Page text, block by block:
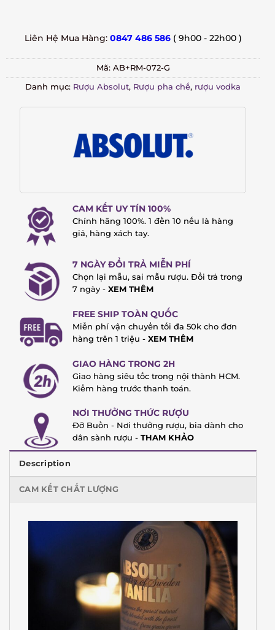
Liên Hệ Mua Hàng: 0847 486 586 ( 9h00 - 22h00 )
Mã: AB+RM-072-G
Danh mục: Rượu Absolut, Rượu pha chế, rượu vodka
CAM KẾT UY TÍN 100%
Chính hãng 100%. 1 đền 10 nếu là hàng
giả, hàng xách tay.
7 NGÀY ĐỔI TRẢ MIỄN PHÍ
Chọn lại mẫu, sai mẫu rượu. Đổi trả trong
7 ngày - XEM THÊM
FREE SHIP TOÀN QUỐC
Miễn phí vận chuyển tối đa 50k cho đơn
hàng trên 1 triệu - XEM THÊM
GIAO HÀNG TRONG 2H
Giao hàng siêu tốc trong nội thành HCM.
Kiểm hàng trước thanh toán.
NƠI THƯỞNG THỨC RƯỢU
Đỡ Buồn - Nơi thưởng rượu, bia dành cho
dân sành rượu - THAM KHẢO
Description
CAM KẾT CHẤT LƯỢNG